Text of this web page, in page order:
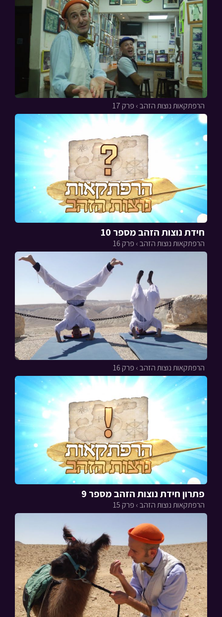
הרפתקאות נוצות הזהב › פרק 17
חידת נוצות הזהב מספר 10
הרפתקאות נוצות הזהב › פרק 16
הרפתקאות נוצות הזהב › פרק 16
פתרון חידת נוצות הזהב מספר 9
הרפתקאות נוצות הזהב › פרק 15